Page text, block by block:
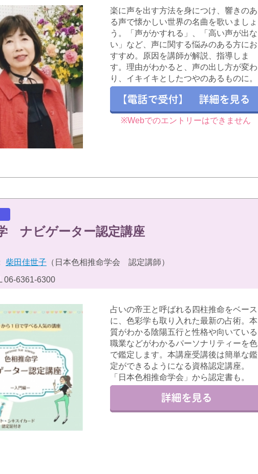
楽に声を出す方法を身につけ、響きのあ
る声で懐かしい世界の名曲を歌いましょ
う。「声がかすれる」、「高い声が出な
い」など、声に関する悩みのある方にお
すすめ。原因を講師が解説、指導しま
す。理由がわかると、声の出し方が変わ
り、イキイキとしたつやのあるものに。
※Webでのエントリーはできません
ナビゲーター認定講座
柴田佳世子 （日本色相推命学会 認定講師）
06-6361-6300
占いの帝王と呼ばれる四柱推命をベース
に、色彩学も取り入れた最新の占術。本
質がわかる陰陽五行と性格や向いている
職業などがわかるパーソナリティーを色
で鑑定します。本講座受講後は簡単な鑑
定ができるようになる資格認定講座。
「日本色相推命学会」から認定書も。